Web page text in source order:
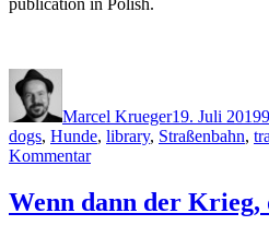
Marcel Krueger19. Juli 2019
dogs, Hunde, library, Straßenbahn,
Kommentarzu
Hunde
und
Wenn dann der